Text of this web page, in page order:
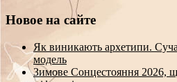
Новое на сайте
Як виникають архетипи.
модель
Зимове Сонцестояння 2026,